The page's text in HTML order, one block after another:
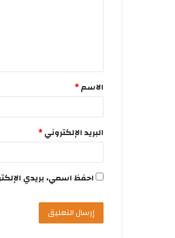
الاسم*
البريد الإلكتروني*
احفظ اسمي، بريدي